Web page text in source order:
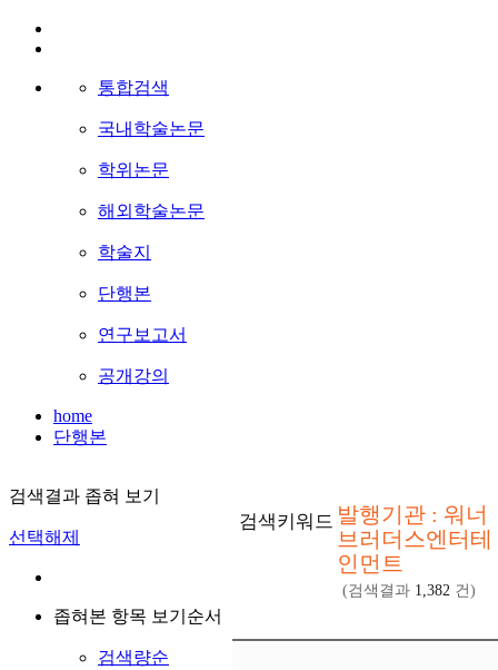
통합검색
국내학술논문
학위논문
해외학술논문
학술지
단행본
연구보고서
공개강의
home
단행본
검색결과 좁혀 보기
선택해제
좁혀본 항목 보기순서
검색량순
검색키워드 발행기관 : 워너
브러더스엔터테
인먼트
(검색결과 1,382 건)